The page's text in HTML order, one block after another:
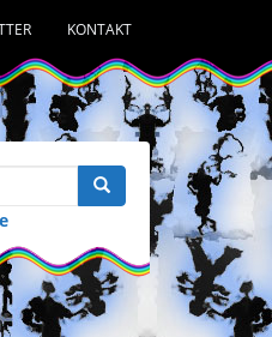
KONTAKT